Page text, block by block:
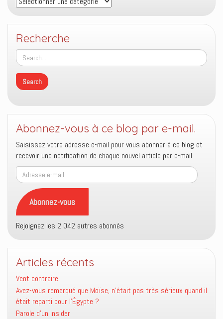
Recherche
Abonnez-vous à ce blog par e-mail.
Saisissez votre adresse e-mail pour vous abonner à ce blog et
recevoir une notification de chaque nouvel article par e-mail.
Adresse
e-
mail
Abonnez-vous
Rejoignez les 2 042 autres abonnés
Articles récents
Vent contraire
Avez-vous remarqué que Moïse, n’était pas très sérieux quand il
était reparti pour l’Égypte ?
Parole d’un insider